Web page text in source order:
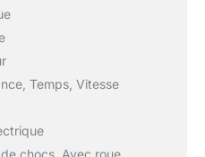
Temps, Vitesse